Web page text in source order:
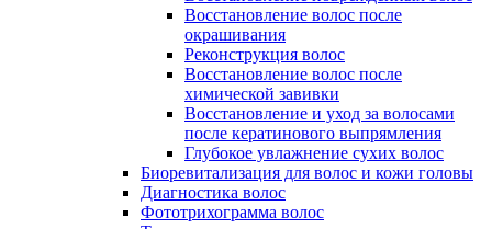
Восстановление волос после
окрашивания
Реконструкция волос
Восстановление волос после
химической завивки
Восстановление и уход за волосами
после кератинового выпрямления
Глубокое увлажнение сухих волос
Биоревитализация для волос и кожи головы
Диагностика волос
Фототрихограмма волос